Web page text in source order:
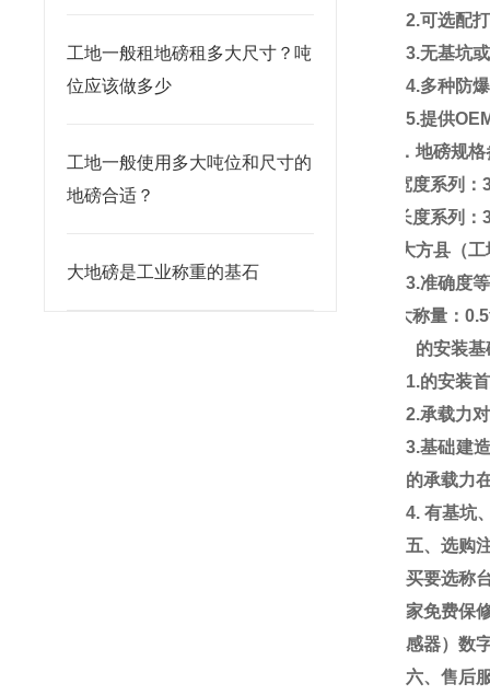
工地一般租地磅租多大尺寸？吨
位应该做多少
工地一般使用多大吨位和尺寸的
地磅合适？
大地磅是工业称重的基石
2.可选配
3.无基坑
4.多种防
5.提供
三． 地磅规格
宽度系列：
长度系列：
3.准确度
大称量：
四、的安装
1.的安装
2.承载力
3.基础建
的承载力
4. 有基坑
五、选购
买要选称
家免费保
感器）数
六、售后